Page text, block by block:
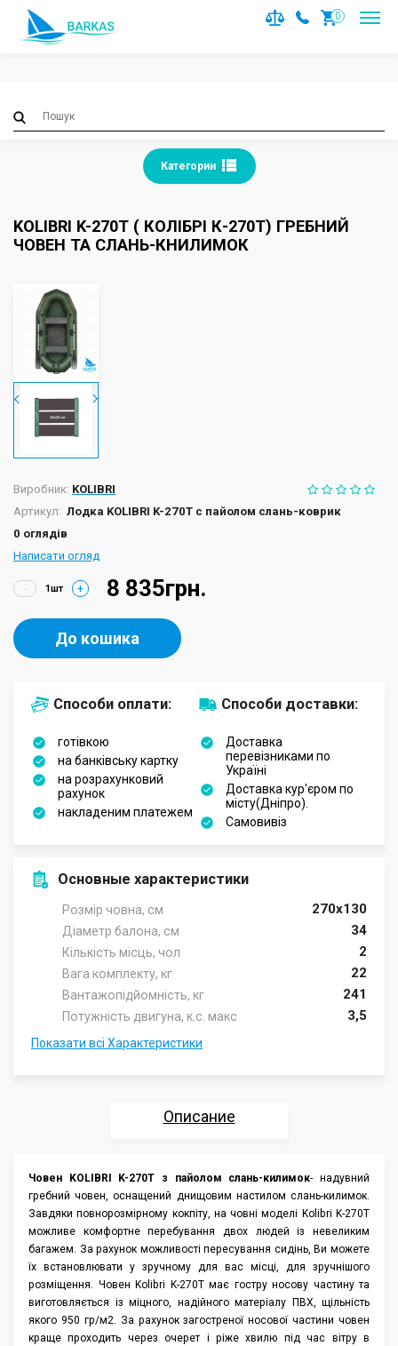
Notice
: Trying to access array offset on value of type null in
/var/www/barkas/data/www/barkas.com.ua/catalog/
on line36
0
Категории
KOLIBRI K-270Т ( КОЛІБРІ К-270Т) ГРЕБНИЙ
ЧОВЕН ТА СЛАНЬ-КНИЛИМОК
Виробник: KOLIBRI
Артикул: Лодка KOLIBRI K-270Т с пайолом слань-коврик
0 оглядів
Написати огляд
- + 8 835грн.
До кошика
Способи оплати:
готівкою
на банківську картку
на розрахунковий
рахунок
накладеним платежем
Способи доставки:
Доставка
перевізниками по
Україні
Доставка кур'єром по
місту(Дніпро).
Самовивіз
Основные характеристики
Розмір човна, см 270х130
Діаметр балона, см 34
Кількість місць, чол 2
Вага комплекту, кг 22
Вантажопідйомність, кг 241
Потужність двигуна, к.с. макс 3,5
Показати всі Характеристики
Описание
Отзывы
Аксессуары
Човен KOLIBRI K-270Т з пайолом слань-килимок- надувний
гребний човен, оснащений днищовим настилом слань-килимок.
Завдяки повнорозмірному кокпіту, на човні моделі Kolibri K-270T
можливе комфортне перебування двох людей із невеликим
багажем. За рахунок можливості пересування сидінь, Ви можете
їх встановлювати у зручному для вас місці, для зручнішого
розміщення. Човен Kolibri K-270T має гостру носову частину та
виготовляється із міцного, надійного матеріалу ПВХ, щільність
якого 950 гр/м2. За рахунок загостреної носової частини човен
краще проходить через очерет і ріже хвилю під час вітру в